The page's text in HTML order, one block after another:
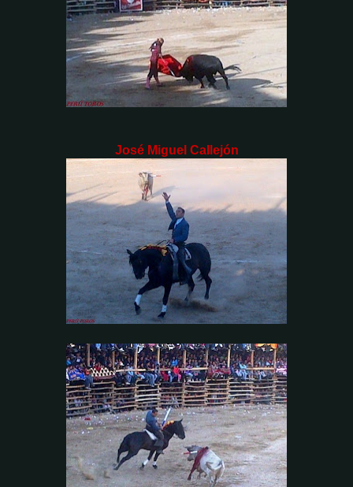
José Miguel Callejón